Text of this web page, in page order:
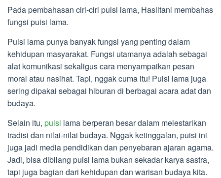
Pada pembahasan ciri-ciri puisi lama, Hasiltani membahas
fungsi puisi lama.
Puisi lama punya banyak fungsi yang penting dalam
kehidupan masyarakat. Fungsi utamanya adalah sebagai
alat komunikasi sekaligus cara menyampaikan pesan
moral atau nasihat. Tapi, nggak cuma itu! Puisi lama juga
sering dipakai sebagai hiburan di berbagai acara adat dan
budaya.
Selain itu, puisi lama berperan besar dalam melestarikan
tradisi dan nilai-nilai budaya. Nggak ketinggalan, puisi ini
juga jadi media pendidikan dan penyebaran ajaran agama.
Jadi, bisa dibilang puisi lama bukan sekadar karya sastra,
tapi juga bagian dari kehidupan dan warisan budaya kita.